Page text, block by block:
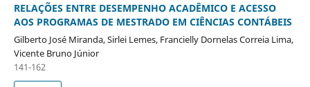
RELAÇÕES ENTRE DESEMPENHO ACADÊMICO E ACESSO
AOS PROGRAMAS DE MESTRADO EM CIÊNCIAS CONTÁBEIS
Gilberto José Miranda, Sirlei Lemes, Francielly Dornelas Correia Lima,
Vicente Bruno Júnior
141-162